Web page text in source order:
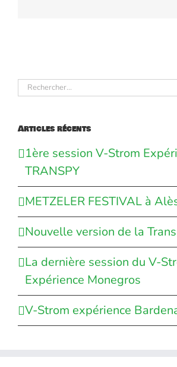
Rechercher:
Articles récents
1ère session V-Strom
TRANSPY
METZELER FESTIVAL à
Nouvelle version de la
La dernière session du V-
Expérience Monegros
V-Strom expérience